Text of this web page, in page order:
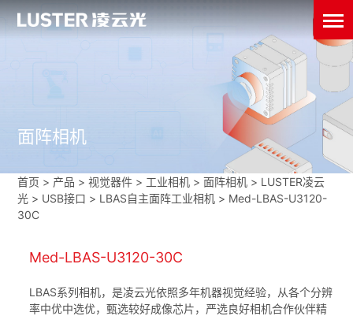
面阵相机
首页 > 产品 > 视觉器件 > 工业相机 >面阵相机 > LUSTER凌云
光 > USB接口 > LBAS自主面阵工业相机 > Med-LBAS-U3120-
30C
Med-LBAS-U3120-30C
LBAS系列相机，是凌云光依照多年机器视觉经验，从各个分辨
率中优中选优，甄选较好成像芯片，严选良好相机合作伙伴精